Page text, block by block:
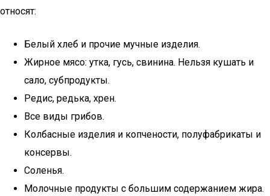
относят:
Белый хлеб и прочие мучные изделия.
Жирное мясо: утка, гусь, свинина. Нельзя кушать и
сало, субпродукты.
Редис, редька, хрен.
Все виды грибов.
Колбасные изделия и копчености, полуфабрикаты и
консервы.
Соленья.
Молочные продукты с большим содержанием жира.